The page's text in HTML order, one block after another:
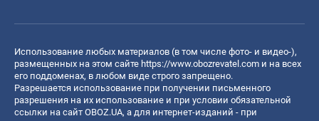
Использование любых материалов (в том числе фото- и видео-),
размещенных на этом сайте https://www.obozrevatel.com и на всех
его поддоменах, в любом виде строго запрещено.
Разрешается использование при получении письменного
разрешения на их использование и при условии обязательной
ссылки на сайт OBOZ.UA, а для интернет-изданий - при